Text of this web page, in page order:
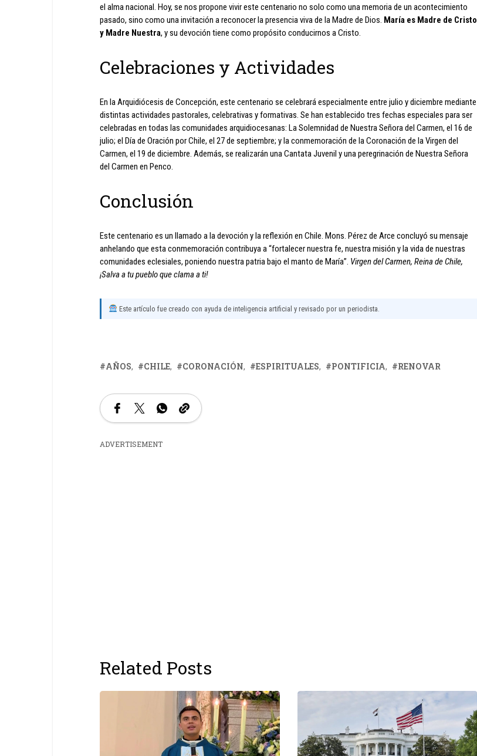
el alma nacional. Hoy, se nos propone vivir este centenario no solo como una memoria de un acontecimiento
pasado, sino como una invitación a reconocer la presencia viva de la Madre de Dios. María es Madre de Cristo
y Madre Nuestra, y su devoción tiene como propósito conducirnos a Cristo.
Celebraciones y Actividades
En la Arquidiócesis de Concepción, este centenario se celebrará especialmente entre julio y diciembre mediante
distintas actividades pastorales, celebrativas y formativas. Se han establecido tres fechas especiales para ser
celebradas en todas las comunidades arquidiocesanas: La Solemnidad de Nuestra Señora del Carmen, el 16 de
julio; el Día de Oración por Chile, el 27 de septiembre; y la conmemoración de la Coronación de la Virgen del
Carmen, el 19 de diciembre. Además, se realizarán una Cantata Juvenil y una peregrinación de Nuestra Señora
del Carmen en Penco.
Conclusión
Este centenario es un llamado a la devoción y la reflexión en Chile. Mons. Pérez de Arce concluyó su mensaje
anhelando que esta conmemoración contribuya a “fortalecer nuestra fe, nuestra misión y la vida de nuestras
comunidades eclesiales, poniendo nuestra patria bajo el manto de María”. Virgen del Carmen, Reina de Chile,
¡Salva a tu pueblo que clama a ti!
Este artículo fue creado con ayuda de inteligencia artificial y revisado por un periodista.
AÑOS CHILE CORONACIÓN ESPIRITUALES PONTIFICIA RENOVAR
ADVERTISEMENT
Related Posts